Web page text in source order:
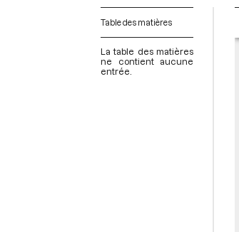
Table des matières
La table des matières
ne contient aucune
entrée.